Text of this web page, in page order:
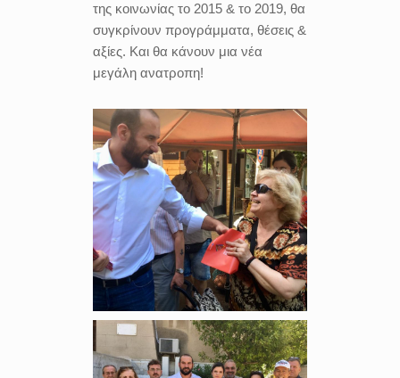
της κοινωνίας το 2015 & το 2019, θα
συγκρίνουν προγράμματα, θέσεις &
αξίες. Και θα κάνουν μια νέα
μεγάλη ανατροπη!